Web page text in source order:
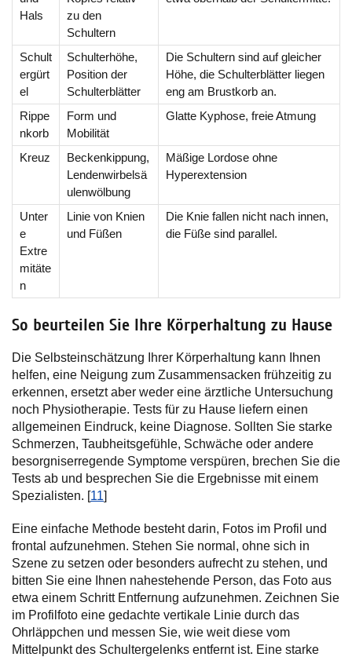
Hals
zu den
Schultern
Schult
ergürt
el
Schulterhöhe,
Position der
Schulterblätter
Die Schultern sind auf gleicher
Höhe, die Schulterblätter liegen
eng am Brustkorb an.
Rippe
nkorb
Form und
Mobilität
Glatte Kyphose, freie Atmung
Kreuz
Beckenkippung,
Lendenwirbelsä
ulenwölbung
Mäßige Lordose ohne
Hyperextension
Unter
e
Extre
mitäte
n
Linie von Knien
und Füßen
Die Knie fallen nicht nach innen,
die Füße sind parallel.
So beurteilen Sie Ihre Körperhaltung zu Hause
Die Selbsteinschätzung Ihrer Körperhaltung kann Ihnen
helfen, eine Neigung zum Zusammensacken frühzeitig zu
erkennen, ersetzt aber weder eine ärztliche Untersuchung
noch Physiotherapie. Tests für zu Hause liefern einen
allgemeinen Eindruck, keine Diagnose. Sollten Sie starke
Schmerzen, Taubheitsgefühle, Schwäche oder andere
besorgniserregende Symptome verspüren, brechen Sie die
Tests ab und besprechen Sie die Ergebnisse mit einem
Spezialisten. [11]
Eine einfache Methode besteht darin, Fotos im Profil und
frontal aufzunehmen. Stehen Sie normal, ohne sich in
Szene zu setzen oder besonders aufrecht zu stehen, und
bitten Sie eine Ihnen nahestehende Person, das Foto aus
etwa einem Schritt Entfernung aufzunehmen. Zeichnen Sie
im Profilfoto eine gedachte vertikale Linie durch das
Ohrläppchen und messen Sie, wie weit diese vom
Mittelpunkt des Schultergelenks entfernt ist. Eine starke